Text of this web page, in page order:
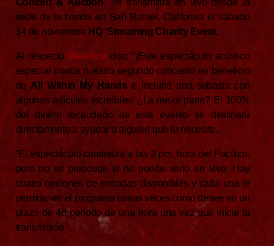
Concert & Auction”se transmitirá en vivo desde la
sede de la banda en San Rafael, California el sábado
14 de noviembre HQ ‘Streaming Charity Event.
Al respecto Metallicadijo: “¡Este espectáculo acústico
especial marca nuestro segundo concierto en beneficio
deAll Within My Hands e incluirá una subasta con
algunos artículos increíbles! ¿La mejor parte? El 100%
del dinero recaudado de este evento se destinará
directamente a ayudar a alguien que lo necesite.
“El espectáculo comienza a las 2 pm, hora del Pacífico,
pero no se preocupe si no puede verlo en vivo. Hay
cuatro opciones de entradas disponibles y cada una le
permite ver el programa tantas veces como desee en un
plazo de 48 período de una hora una vez que inicie la
transmisión “.